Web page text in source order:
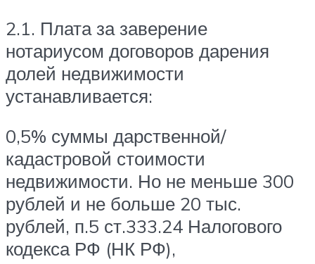
2.1. Плата за заверение
нотариусом договоров дарения
долей недвижимости
устанавливается:
0,5% суммы дарственной/
кадастровой стоимости
недвижимости. Но не меньше 300
рублей и не больше 20 тыс.
рублей, п.5 ст.333.24 Налогового
кодекса РФ (НК РФ),